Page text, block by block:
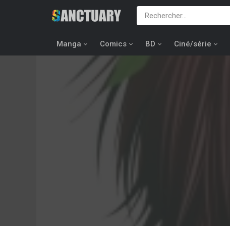
Manga Comics BD Ciné/série